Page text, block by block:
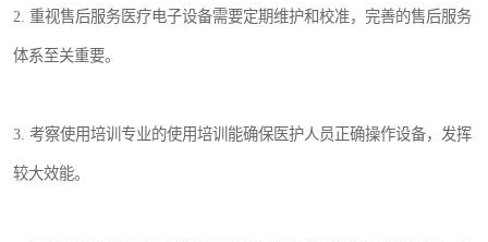
2. 重视售后服务医疗电子设备需要定期维护和校准，完善的售后服务
体系至关重要。
3. 考察使用培训专业的使用培训能确保医护人员正确操作设备，发挥
较大效能。